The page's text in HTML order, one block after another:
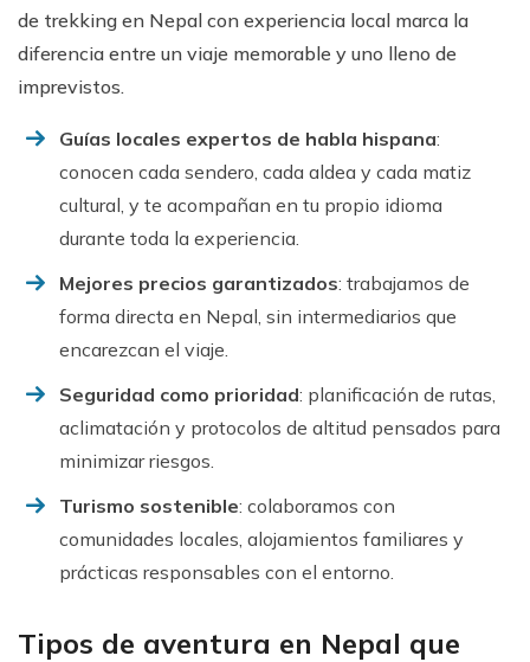
de trekking en Nepal con experiencia local marca la
diferencia entre un viaje memorable y uno lleno de
imprevistos.
Guías locales expertos de habla hispana:
conocen cada sendero, cada aldea y cada matiz
cultural, y te acompañan en tu propio idioma
durante toda la experiencia.
Mejores precios garantizados: trabajamos de
forma directa en Nepal, sin intermediarios que
encarezcan el viaje.
Seguridad como prioridad: planificación de rutas,
aclimatación y protocolos de altitud pensados para
minimizar riesgos.
Turismo sostenible: colaboramos con
comunidades locales, alojamientos familiares y
prácticas responsables con el entorno.
Tipos de aventura en Nepal que